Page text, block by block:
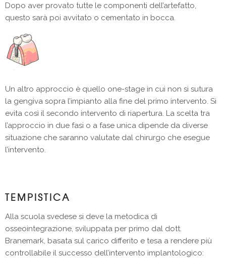
Dopo aver provato tutte le componenti dell’artefatto,
questo sarà poi avvitato o cementato in bocca.
Un altro approccio è quello one-stage in cui non si sutura
la gengiva sopra l’impianto alla fine del primo intervento. Si
evita così il secondo intervento di riapertura. La scelta tra
l’approccio in due fasi o a fase unica dipende da diverse
situazione che saranno valutate dal chirurgo che esegue
l’intervento.
TEMPISTICA
Alla scuola svedese si deve la metodica di
osseointegrazione, sviluppata per primo dal dott.
Branemark, basata sul carico differito e tesa a rendere più
controllabile il successo dell’intervento implantologico: